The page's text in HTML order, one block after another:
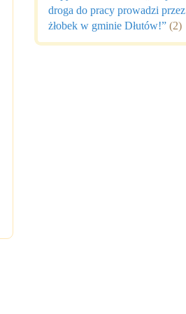
droga do pracy prowadzi przez
żłobek w gminie Dłutów!” (2)